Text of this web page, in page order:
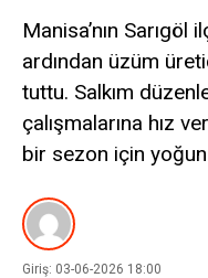
Manisa’nın Sarıgöl
ardından üzüm
tuttu. Salkım
çalışmalarına hız
bir sezon için yoğun
Giriş: 03-06-2026 18:00